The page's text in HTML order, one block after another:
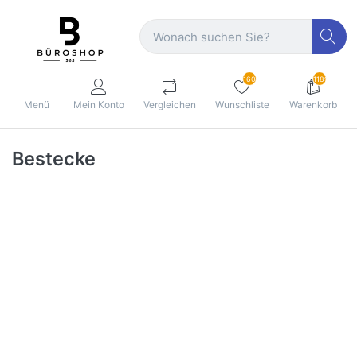
Menü Mein Konto Vergleichen
160
Wunschliste
1189
Warenkorb
Bestecke